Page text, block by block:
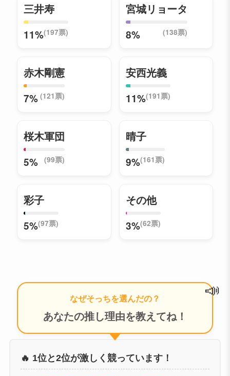
三井寿
11%(197票)
宮城リョータ
8% (138票)
赤木剛憲
7% (121票)
安西光義
11%(191票)
桜木軍団
5% (99票)
晴子
9%(161票)
彩子
5%(97票)
その他
3%(62票)
なぜそっちを選んだの？
あなたの推し理由を教えてね！
📣
🔥 1位と2位が激しく競っています！